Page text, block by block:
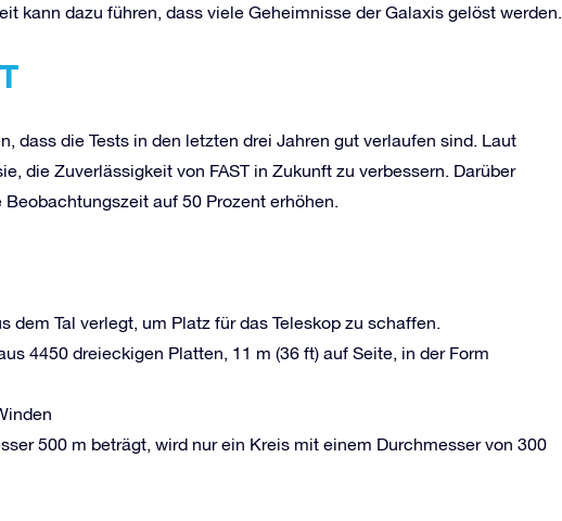
kann dazu führen, dass viele Geheimnisse der Galaxis gelöst werden.
dass die Tests in den letzten drei Jahren gut verlaufen sind. Laut
die Zuverlässigkeit von FAST in Zukunft zu verbessern. Darüber
auf 50 Prozent erhöhen.
dem Tal verlegt, um Platz für das Teleskop zu schaffen.
4450 dreieckigen Platten, 11 m (36 ft) auf Seite, in der Form
500 m beträgt, wird nur ein Kreis mit einem Durchmesser von 300